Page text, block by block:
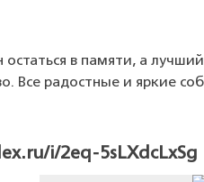
в памяти, а
Все радостные и яркие
i/2eq-5sLXdcLxSg